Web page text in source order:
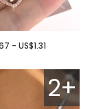
- US$1.31
2+